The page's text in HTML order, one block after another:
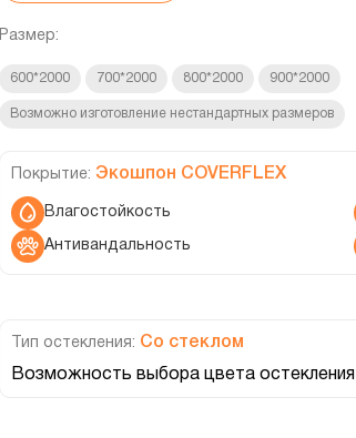
Размер:
600*2000 700*2000 800*2000 900*2000
Возможно изготовление нестандартных размеров
Покрытие: Экошпон COVERFLEX
Влагостойкость
Антивандальность
Тип остекления: Со стеклом
Возможность выбора цвета остекления